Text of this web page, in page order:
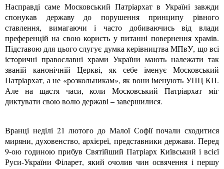
Насправді саме Московський Патріархат в Україні завжди
спонукав державу до порушення принципу рівного
ставлення, вимагаючи і часто добиваючись від влади
преференцій на свою користь у питанні повернення храмів.
Підставою для цього слугує думка керівництва МПвУ, що всі
історичні православні храми України мають належати так
званій канонічній Церкві, як себе іменує Московський
Патріархат, а не «розкольникам», як вони іменують УПЦ КП.
Але на щастя часи, коли Московський Патріархат міг
диктувати свою волю державі – завершилися.
Вранці неділі 21 лютого до Малої Софії почали сходитися
миряни, духовенство, архієреї, представники держави. Перед
9-ою годиною прибув Святійший Патріарх Київський і всієї
Руси-України Філарет, який очолив чин освячення і першу